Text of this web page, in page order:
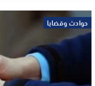
حوادث وقضايا